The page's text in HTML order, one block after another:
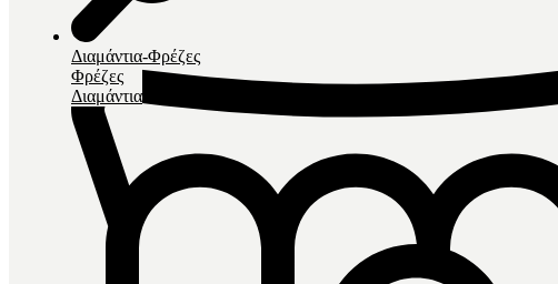
Διαμάντια-Φρέζες
Φρέζες
Διαμάντια